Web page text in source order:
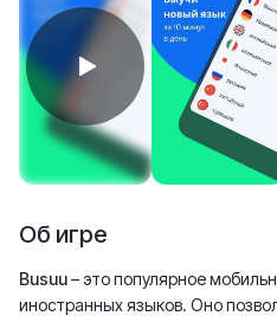
Об игре
Busuu– это популярное
иностранных языков. Оно